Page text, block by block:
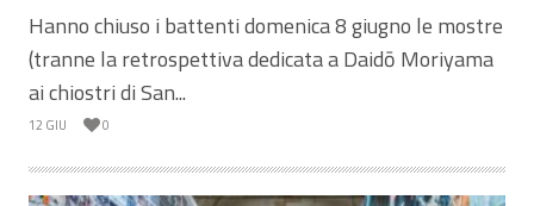
Hanno chiuso i battenti domenica 8 giugno le mostre
(tranne la retrospettiva dedicata a Daidō Moriyama
ai chiostri di San...
12 GIU 0